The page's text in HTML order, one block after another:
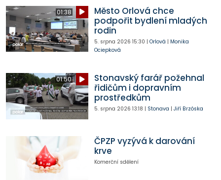
01:38
Město Orlová chce
podpořit bydlení mladých
rodin
5. srpna 2026 15:30 | Orlová | Monika
Ociepková
01:50
Stonavský farář požehnal
řidičům i dopravním
prostředkům
5. srpna 2026 13:18 | Stonava | Jiří Brzóska
ČPZP vyzývá k darování
krve
Komerční sdělení